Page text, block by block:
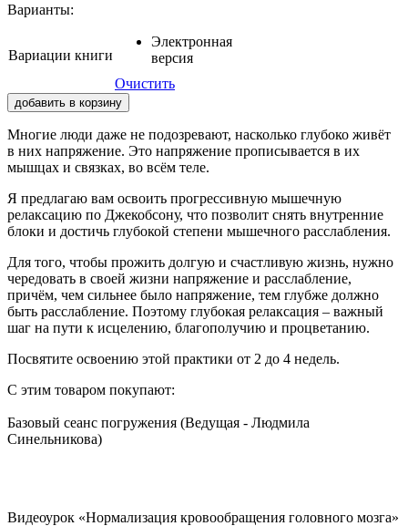
Варианты:
Вариации книги
Электронная
версия
Очистить
добавить в корзину
Многие люди даже не подозревают, насколько глубоко живёт
в них напряжение. Это напряжение прописывается в их
мышцах и связках, во всём теле.
Я предлагаю вам освоить прогрессивную мышечную
релаксацию по Джекобсону, что позволит снять внутренние
блоки и достичь глубокой степени мышечного расслабления.
Для того, чтобы прожить долгую и счастливую жизнь, нужно
чередовать в своей жизни напряжение и расслабление,
причём, чем сильнее было напряжение, тем глубже должно
быть расслабление. Поэтому глубокая релаксация – важный
шаг на пути к исцелению, благополучию и процветанию.
Посвятите освоению этой практики от 2 до 4 недель.
С этим товаром покупают:
Базовый сеанс погружения (Ведущая - Людмила
Синельникова)
Видеоурок «Нормализация кровообращения головного мозга»